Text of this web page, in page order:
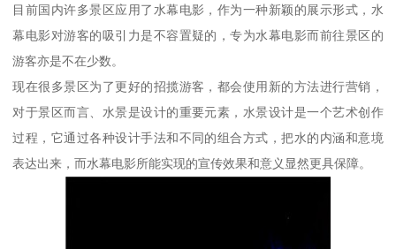
目前国内许多景区应用了水幕电影，作为一种新颖的展示形式，水
幕电影对游客的吸引力是不容置疑的，专为水幕电影而前往景区的
游客亦是不在少数。
现在很多景区为了更好的招揽游客，都会使用新的方法进行营销，
对于景区而言、水景是设计的重要元素，水景设计是一个艺术创作
过程，它通过各种设计手法和不同的组合方式，把水的内涵和意境
表达出来，而水幕电影所能实现的宣传效果和意义显然更具保障。